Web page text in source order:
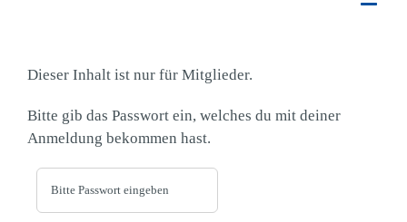
Dieser Inhalt ist nur für Mitglieder.
Bitte gib das Passwort ein, welches du mit deiner
Anmeldung bekommen hast.